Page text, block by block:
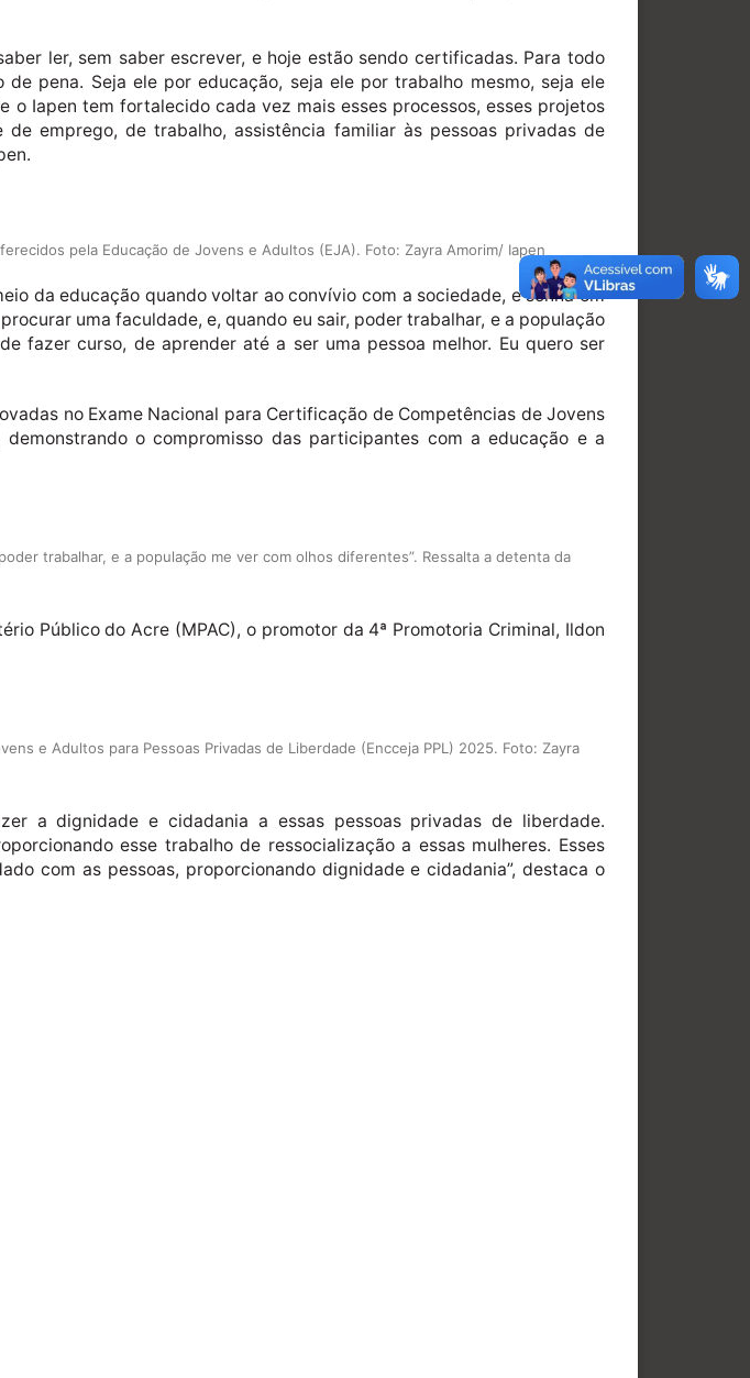
ler, sem saber escrever, e hoje estão sendo certificadas. Para todo
pena. Seja ele por educação, seja ele por trabalho mesmo, seja ele
o Iapen tem fortalecido cada vez mais esses processos, esses projetos
emprego, de trabalho, assistência familiar às pessoas privadas de
pela Educação de Jovens e Adultos (EJA). Foto: Zayra Amorim/ Iapen
da educação quando voltar ao convívio com a sociedade, e sonha em
uma faculdade, e, quando eu sair, poder trabalhar, e a população
fazer curso, de aprender até a ser uma pessoa melhor. Eu quero ser
no Exame Nacional para Certificação de Competências de Jovens
o compromisso das participantes com a educação e a
trabalhar, e a população me ver com olhos diferentes”. Ressalta a detenta da
Público do Acre (MPAC), o promotor da 4ª Promotoria Criminal, Ildon
e Adultos para Pessoas Privadas de Liberdade (Encceja PPL) 2025. Foto: Zayra
a dignidade e cidadania a essas pessoas privadas de liberdade.
esse trabalho de ressocialização a essas mulheres. Esses
com as pessoas, proporcionando dignidade e cidadania”, destaca o